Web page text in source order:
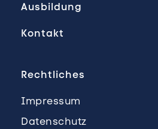
Ausbildung
Kontakt
Rechtliches
Impressum
Datenschutz